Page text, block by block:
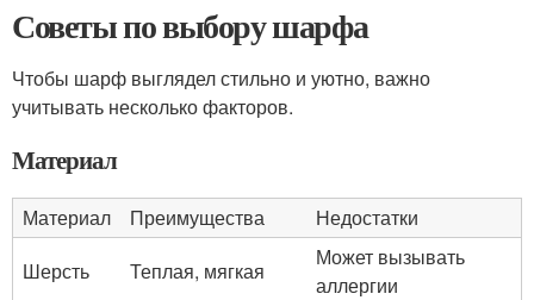
Советы по выбору шарфа
Чтобы шарф выглядел стильно и уютно, важно
учитывать несколько факторов.
Материал
Материал Преимущества
Недостатки
Шерсть
Теплая, мягкая
Может вызывать
аллергии